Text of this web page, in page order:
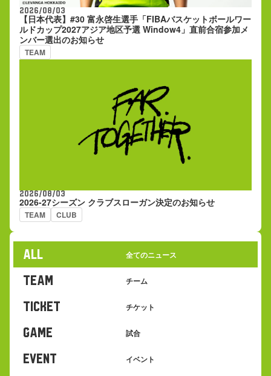
2026/08/03
【日本代表】#30 富永啓生選手「FIBAバスケットボールワー
ルドカップ2027アジア地区予選 Window4」直前合宿参加メ
ンバー選出のお知らせ
TEAM
2026/08/03
2026-27シーズン クラブスローガン決定のお知らせ
TEAM CLUB
ALL 全てのニュース
TEAM チーム
TICKET チケット
GAME 試合
EVENT イベント